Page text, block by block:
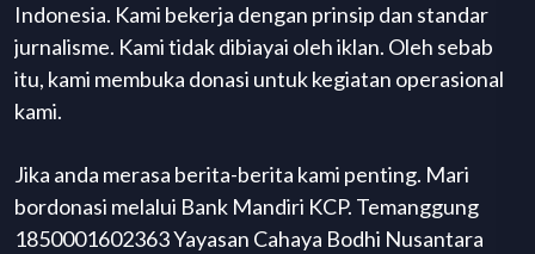
Indonesia. Kami bekerja dengan prinsip dan standar
jurnalisme. Kami tidak dibiayai oleh iklan. Oleh sebab
itu, kami membuka donasi untuk kegiatan operasional
kami.
Jika anda merasa berita-berita kami penting. Mari
bordonasi melalui Bank Mandiri KCP. Temanggung
1850001602363 Yayasan Cahaya Bodhi Nusantara